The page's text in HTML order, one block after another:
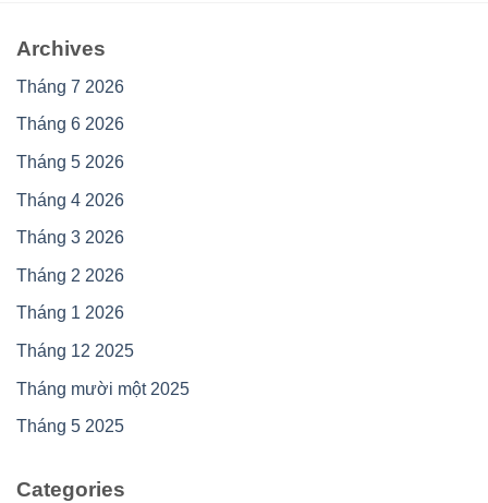
Archives
Tháng 7 2026
Tháng 6 2026
Tháng 5 2026
Tháng 4 2026
Tháng 3 2026
Tháng 2 2026
Tháng 1 2026
Tháng 12 2025
Tháng mười một 2025
Tháng 5 2025
Categories